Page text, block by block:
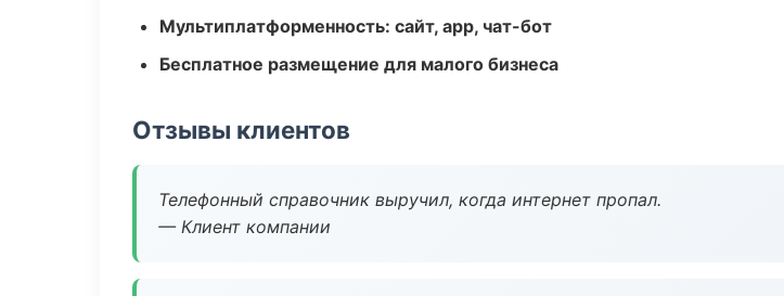
Мультиплатформенность: сайт, app, чат-бот
Бесплатное размещение для малого бизнеса
Отзывы клиентов
Телефонный справочник выручил, когда интернет пропал.
— Клиент компании